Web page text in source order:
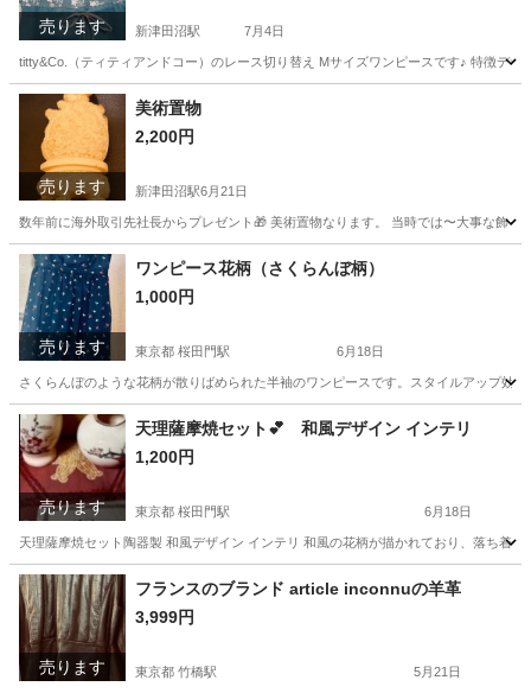
売ります 新津田沼駅 7月4日
titty&Co.（ティティアンドコー）のレース切り替え Mサイズワンピースです♪ 特徴デ
千葉 船橋市 新津田沼駅
売ります
美術置物
2,200円
新津田沼駅6月21日
数年前に海外取引先社長からプレゼント🎁 美術置物なります。 当時では〜大事な飾
千葉 船橋市 新津田沼駅 生活雑貨 置物
売ります
ワンピース花柄（さくらんぼ柄）
1,000円
東京都 桜田門駅 6月18日
さくらんぼのような花柄が散りばめられた半袖のワンピースです。スタイルアップ効
東京 千代田区 桜田門駅 服/ファッション
売ります
天理薩摩焼セット💕 和風デザイン インテリ
1,200円
東京都 桜田門駅 6月18日
天理薩摩焼セット陶器製 和風デザイン インテリ 和風の花柄が描かれており、落ち着
東京 千代田区 桜田門駅 家具
売ります
フランスのブランド article inconnuの羊革
3,999円
東京都 竹橋駅 5月21日